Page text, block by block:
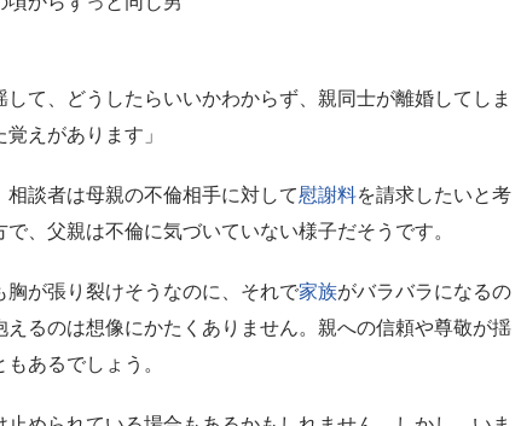
して、どうしたらいいかわからず、親同士が離婚してしま
えがあります」
談者は母親の不倫相手に対して慰謝料を請求したいと考
、父親は不倫に気づいていない様子だそうです。
胸が張り裂けそうなのに、それで家族がバラバラになるの
えるのは想像にかたくありません。親への信頼や尊敬が揺
あるでしょう。